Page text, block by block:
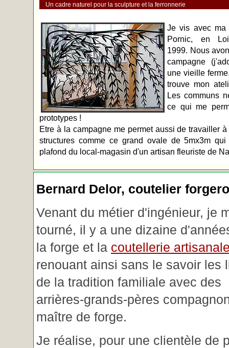
Un cadre naturel pour la sculpture et la ferronnerie
Je vis avec ma
Pornic, en
1999. Nous
campagne
une vieille
trouve mon
Les communs
ce qui me
prototypes !
Etre à la campagne me permet aussi de travailler
structures comme ce grand ovale de 5mx3m
plafond du local-magasin d'un artisan fleuriste de
Bernard Delor, coutelier
Venant du métier d'ingénieur, je
tourné, il y a une dizaine
la forge et la coutellerie
renouant ainsi sans le savoir les
de la tradition familiale avec des
arrières-grands-pères
maître de forge.
Je réalise, pour une clientèle de